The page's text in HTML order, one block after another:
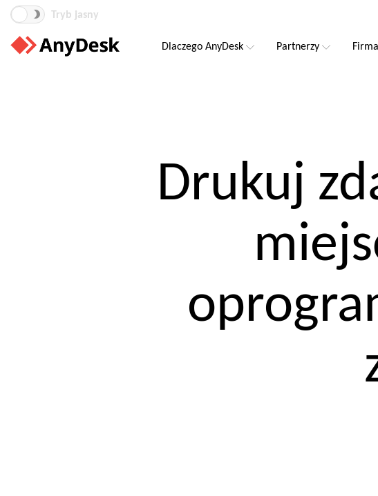
Tryb jasny
Dlaczego AnyDesk Partnerzy Firma
Drukuj